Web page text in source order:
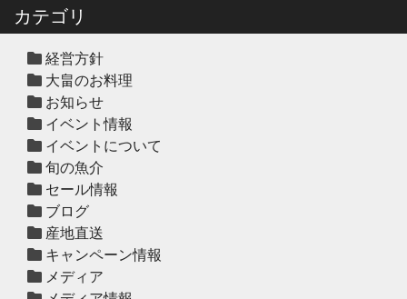
2025年12月10日 休業のお知らせ
ハタ鍋セット予約受付中2025年
2025年
カテゴリ
経営方針
大畠のお料理
お知らせ
イベント情報
イベントについて
旬の魚介
セール情報
ブログ
産地直送
キャンペーン情報
メディア